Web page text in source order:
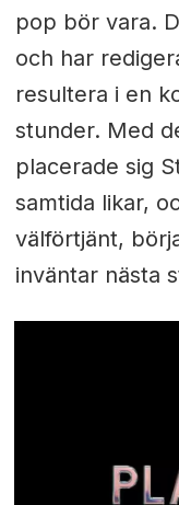
pop bör vara.
och har
resultera i en
stunder. Med
placerade sig
samtida likar,
välförtjänt,
inväntar nästa